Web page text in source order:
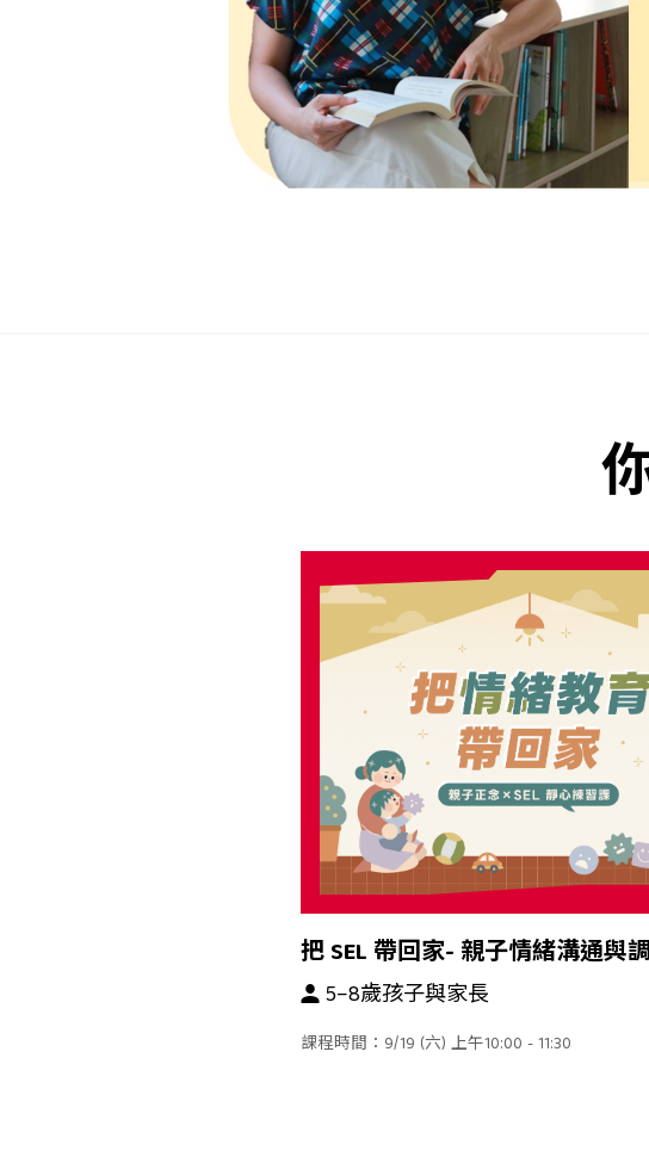
把 SEL 帶回家- 親子情緒溝通與
5–8歲孩子與家長
課程時間：9/19 (六) 上午10:00 - 11:30